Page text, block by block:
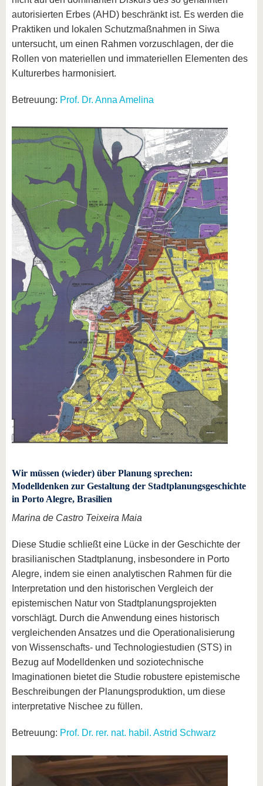
autorisierten Erbes (AHD) beschränkt ist. Es werden die
Praktiken und lokalen Schutzmaßnahmen in Siwa
untersucht, um einen Rahmen vorzuschlagen, der die
Rollen von materiellen und immateriellen Elementen des
Kulturerbes harmonisiert.
Betreuung: Prof. Dr. Anna Amelina
Wir müssen (wieder) über Planung sprechen:
Modelldenken zur Gestaltung der Stadtplanungsgeschichte
in Porto Alegre, Brasilien
Marina de Castro Teixeira Maia
Diese Studie schließt eine Lücke in der Geschichte der
brasilianischen Stadtplanung, insbesondere in Porto
Alegre, indem sie einen analytischen Rahmen für die
Interpretation und den historischen Vergleich der
epistemischen Natur von Stadtplanungsprojekten
vorschlägt. Durch die Anwendung eines historisch
vergleichenden Ansatzes und die Operationalisierung
von Wissenschafts- und Technologiestudien (STS) in
Bezug auf Modelldenken und soziotechnische
Imaginationen bietet die Studie robustere epistemische
Beschreibungen der Planungsproduktion, um diese
interpretative Nischee zu füllen.
Betreuung: Prof. Dr. rer. nat. habil. Astrid Schwarz